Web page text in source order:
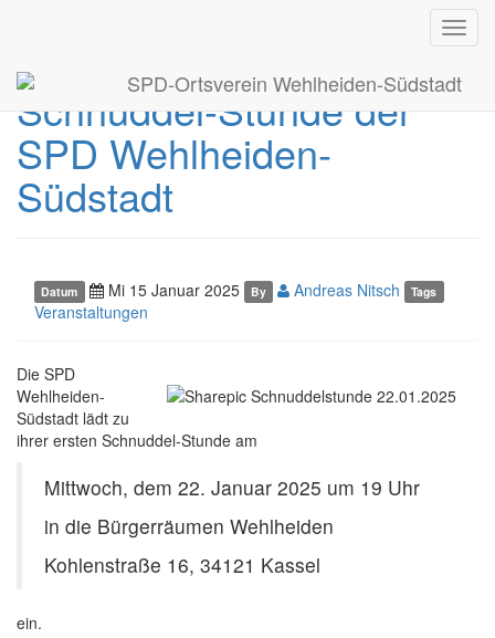
SPD-Ortsverein Wehlheiden-Südstadt
Einladung zur ersten
Schnuddel-Stunde der
SPD Wehlheiden-
Südstadt
Datum Mi 15 Januar 2025 By Andreas Nitsch Tags
Veranstaltungen
Die SPD
Wehlheiden-
Südstadt lädt zu
ihrer ersten Schnuddel-Stunde am
Mittwoch, dem 22. Januar 2025 um 19 Uhr
in die Bürgerräumen Wehlheiden
Kohlenstraße 16, 34121 Kassel
ein.